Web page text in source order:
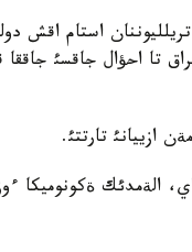
ونئ ةثسةرؤگة الةمنئث جةتةكشئ ةكونوميكالارئ قازئردئث وزئندة 10
پايئزئن جذمسادئ. ءبئراق تا احؤال جاقسئ
ازييانئ تارتتئ.
الةمدئك ةكونوميكا